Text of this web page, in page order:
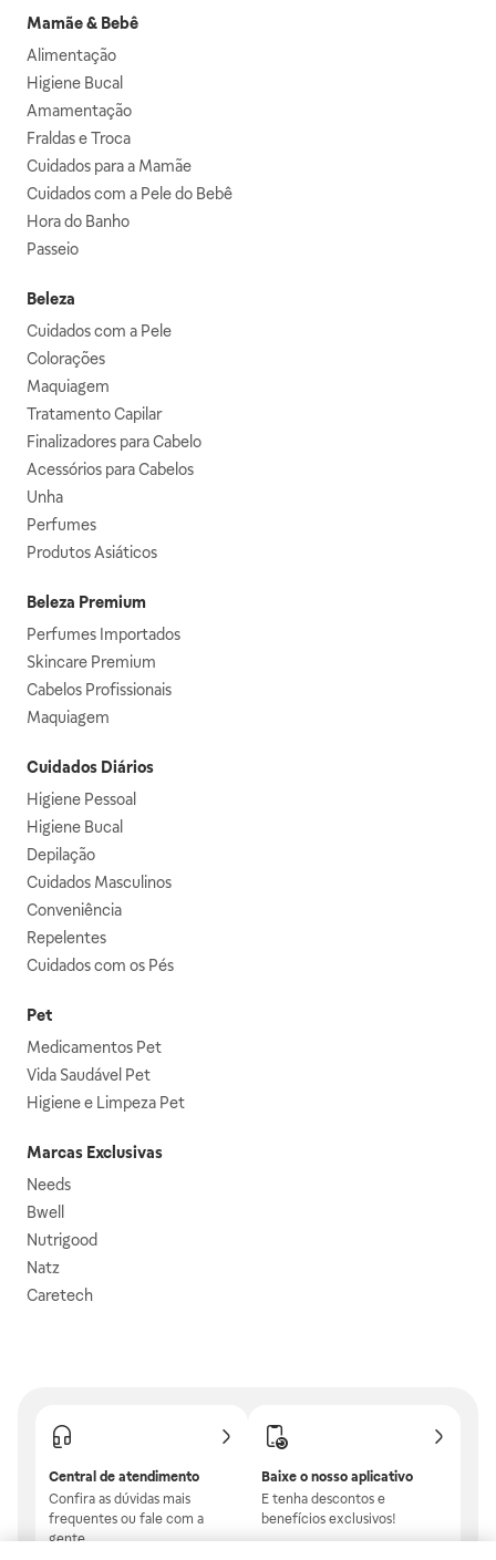
Mamãe & Bebê
Alimentação
Higiene Bucal
Amamentação
Fraldas e Troca
Cuidados para a Mamãe
Cuidados com a Pele do Bebê
Hora do Banho
Passeio
Beleza
Cuidados com a Pele
Colorações
Maquiagem
Tratamento Capilar
Finalizadores para Cabelo
Acessórios para Cabelos
Unha
Perfumes
Produtos Asiáticos
Beleza Premium
Perfumes Importados
Skincare Premium
Cabelos Profissionais
Maquiagem
Cuidados Diários
Higiene Pessoal
Higiene Bucal
Depilação
Cuidados Masculinos
Conveniência
Repelentes
Cuidados com os Pés
Pet
Medicamentos Pet
Vida Saudável Pet
Higiene e Limpeza Pet
Marcas Exclusivas
Needs
Bwell
Nutrigood
Natz
Caretech
Central de atendimento
Confira as dúvidas mais
frequentes ou fale com a
gente.
Baixe o nosso aplicativo
E tenha descontos e
benefícios exclusivos!